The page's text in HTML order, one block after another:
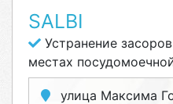
SALBI
Устранение
местах
улица Максима